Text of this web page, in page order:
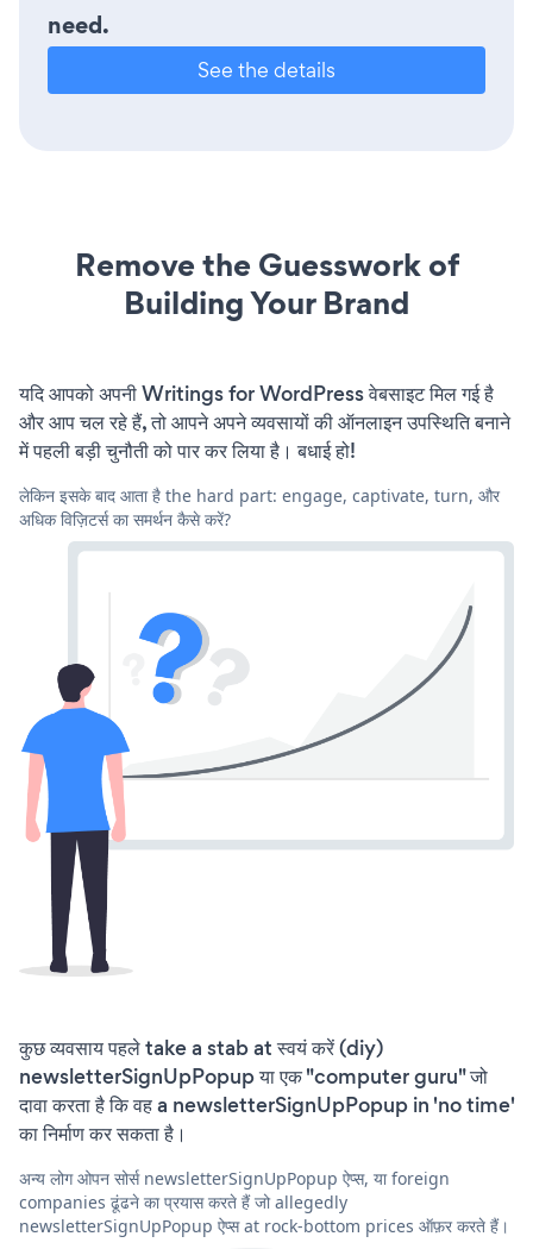
need.
See the details
Remove the Guesswork of
Building Your Brand
यदि आपको अपनी Writings for WordPress वेबसाइट मिल गई है
और आप चल रहे हैं, तो आपने अपने व्यवसायों की ऑनलाइन उपस्थिति बनाने
में पहली बड़ी चुनौती को पार कर लिया है। बधाई हो!
लेकिन इसके बाद आता है the hard part: engage, captivate, turn, और
अधिक विज़िटर्स का समर्थन कैसे करें?
कुछ व्यवसाय पहले take a stab at स्वयं करें (diy)
newsletterSignUpPopup या एक "computer guru" जो
दावा करता है कि वह a newsletterSignUpPopup in 'no time'
का निर्माण कर सकता है।
अन्य लोग ओपन सोर्स newsletterSignUpPopup ऐप्स, या foreign
companies ढूंढने का प्रयास करते हैं जो allegedly
newsletterSignUpPopup ऐप्स at rock-bottom prices ऑफ़र करते हैं।